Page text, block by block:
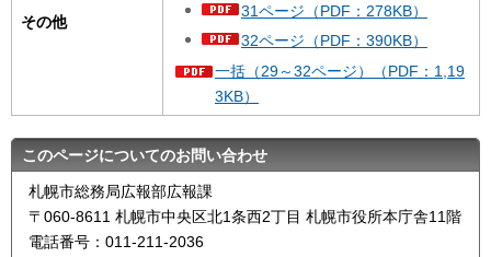
その他
31ページ（PDF：278KB）
32ページ（PDF：390KB）
一括（29～32ページ）（PDF：1,19
3KB）
このページについてのお問い合わせ
札幌市総務局広報部広報課
〒060-8611 札幌市中央区北1条西2丁目 札幌市役所本庁舎11階
電話番号：011-211-2036